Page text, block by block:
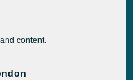
content.